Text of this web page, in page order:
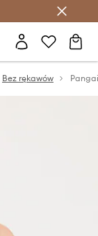
Bez rękawów